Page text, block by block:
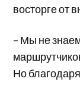
восторге от
– Мы не
Но